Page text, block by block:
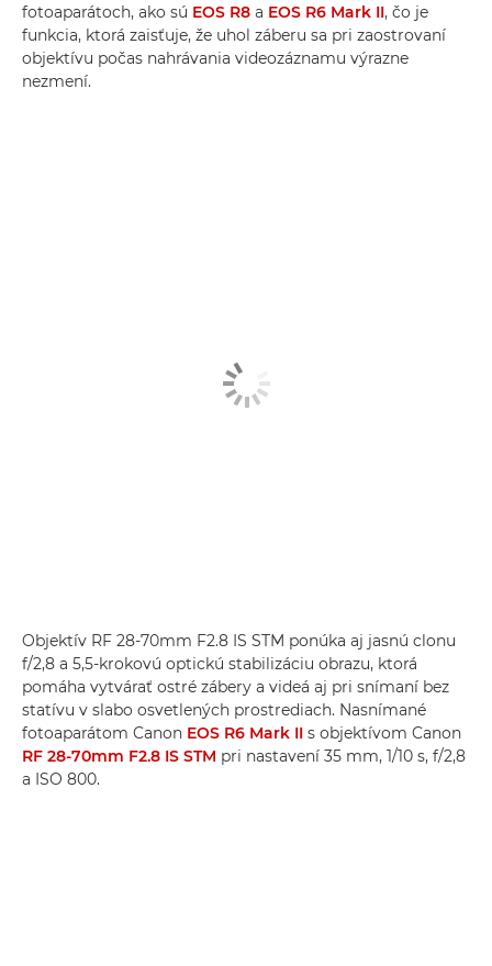
fotoaparátoch, ako sú EOS R8 a EOS R6 Mark II, čo je
funkcia, ktorá zaisťuje, že uhol záberu sa pri zaostrovaní
objektívu počas nahrávania videozáznamu výrazne
nezmení.
Objektív RF 28-70mm F2.8 IS STM ponúka aj jasnú clonu
f/2,8 a 5,5-krokovú optickú stabilizáciu obrazu, ktorá
pomáha vytvárať ostré zábery a videá aj pri snímaní bez
statívu v slabo osvetlených prostrediach. Nasnímané
fotoaparátom Canon EOS R6 Mark II s objektívom Canon
RF 28-70mm F2.8 IS STM pri nastavení 35 mm, 1/10 s, f/2,8
a ISO 800.